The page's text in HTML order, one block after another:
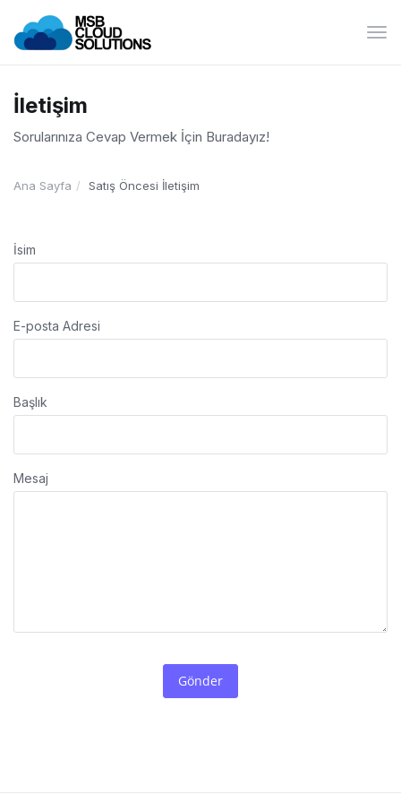
İletişim
Sorularınıza Cevap Vermek İçin Buradayız!
Ana Sayfa Satış Öncesi İletişim
İsim
E-posta Adresi
Başlık
Mesaj
Gönder